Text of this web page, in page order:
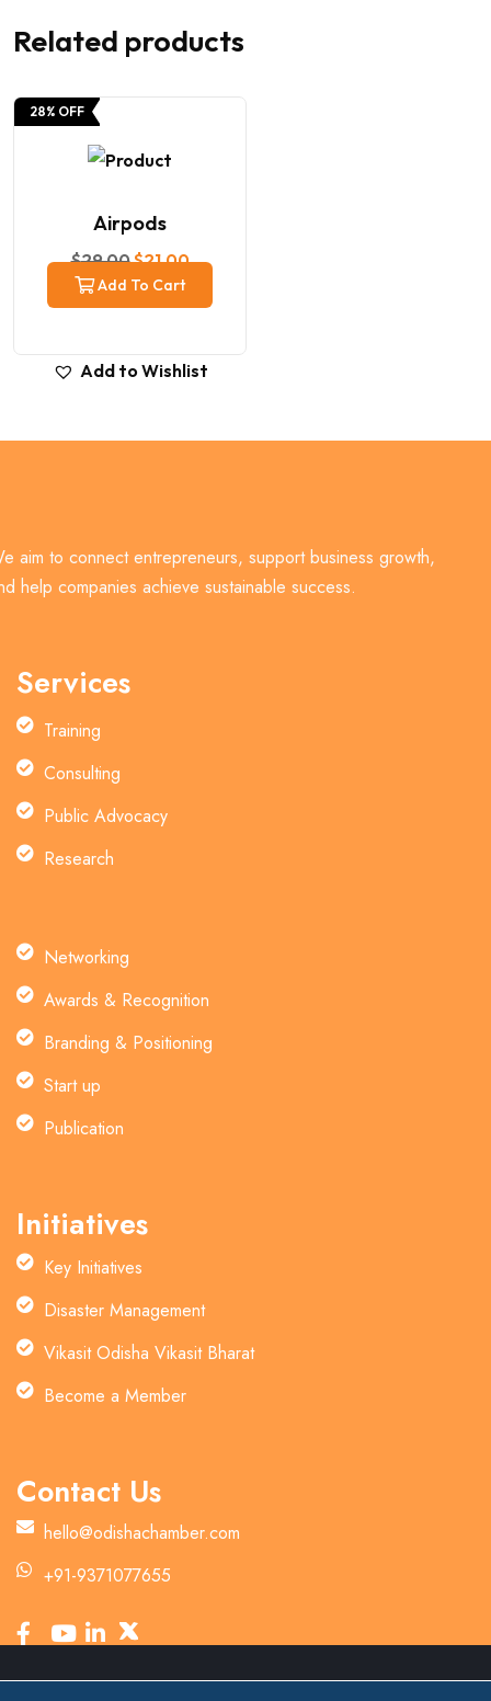
Related products
28% OFF
Airpods
$29.00$21.00
Add To Cart
Add to Wishlist
aim to connect entrepreneurs, support business growth,
help companies achieve sustainable success.
Services
Training
Consulting
Public Advocacy
Research
Networking
Awards & Recognition
Branding & Positioning
Start up
Publication
Initiatives
Key Initiatives
Disaster Management
Vikasit Odisha Vikasit Bharat
Become a Member
Contact Us
hello@odishachamber.com
+91-9371077655